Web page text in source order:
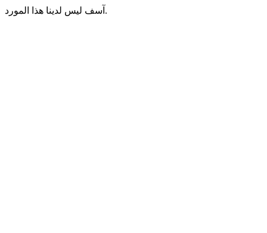
آسف ليس لدينا هذا المورد.